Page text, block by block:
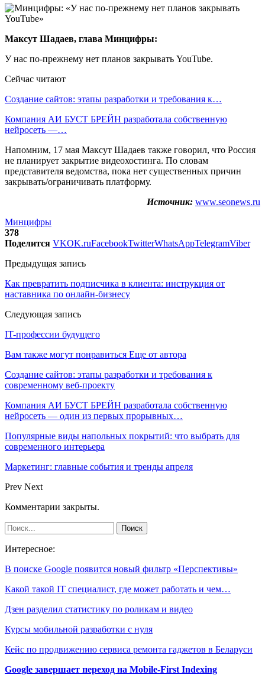
Максут Шадаев, глава Минцифры:
У нас по-прежнему нет планов закрывать YouTube.
Сейчас читают
Создание сайтов: этапы разработки и требования к…
Компания АИ БУСТ БРЕЙН разработала собственную
нейросеть —…
Напомним, 17 мая Максут Шадаев также говорил, что Россия
не планирует закрытие видеохостинга. По словам
представителя ведомства, пока нет существенных причин
закрывать/ограничивать платформу.
Источник: www.seonews.ru
Минцифры
378
Поделится VKOK.ruFacebookTwitterWhatsAppTelegramViber
Предыдущая запись
Как превратить подписчика в клиента: инструкция от
наставника по онлайн-бизнесу
Следующая запись
IT-профессии будущего
Вам также могут понравиться Еще от автора
Создание сайтов: этапы разработки и требования к
современному веб-проекту
Компания АИ БУСТ БРЕЙН разработала собственную
нейросеть — один из первых прорывных…
Популярные виды напольных покрытий: что выбрать для
современного интерьера
Маркетинг: главные события и тренды апреля
Prev Next
Комментарии закрыты.
Интересное:
В поиске Google появится новый фильтр «Перспективы»
Какой такой IT специалист, где может работать и чем…
Дзен разделил статистику по роликам и видео
Курсы мобильной разработки с нуля
Кейс по продвижению сервиса ремонта гаджетов в Беларуси
Google завершает переход на Mobile-First Indexing